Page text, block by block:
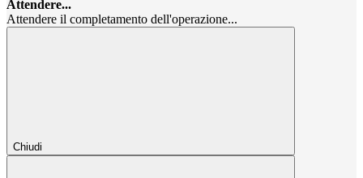
Attendere...
Attendere il completamento dell'operazione...
Chiudi